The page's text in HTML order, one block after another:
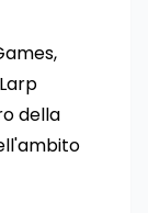
della